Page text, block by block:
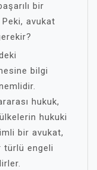
bir
avukat
bilgi
hukuk,
hukuki
bir avukat,
türlü engeli